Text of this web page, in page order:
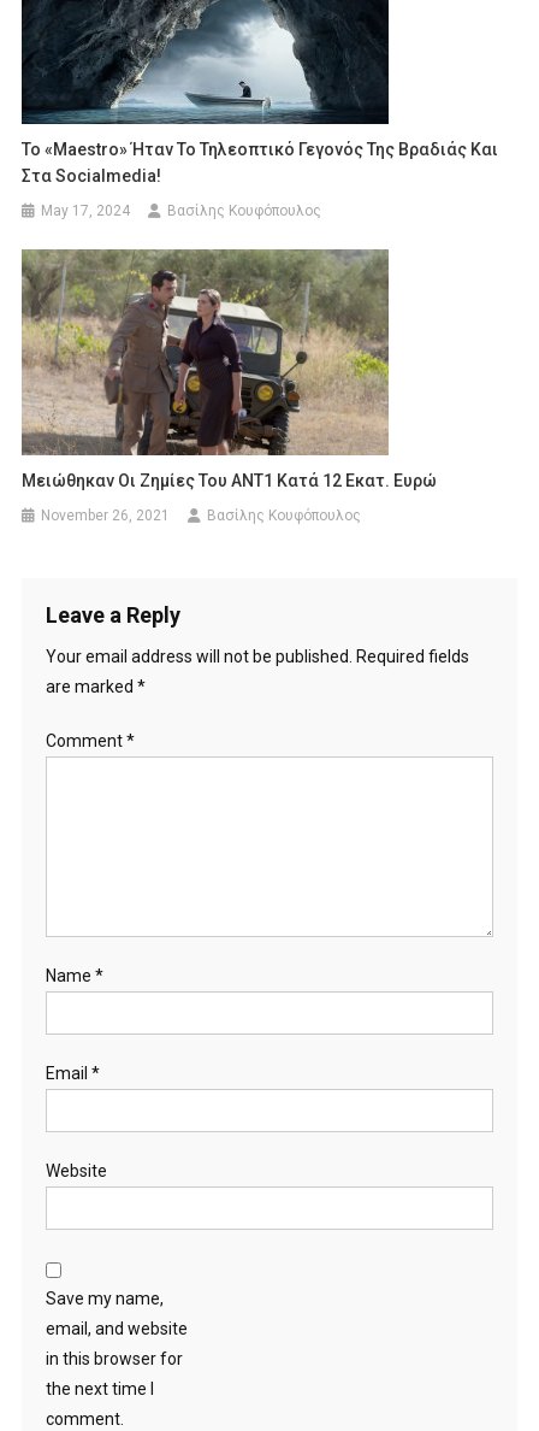
Το «Maestro» Ήταν Το Τηλεοπτικό Γεγονός Της Βραδιάς Και
Στα Socialmedia!
May 17, 2024 Βασίλης Κουφόπουλος
Μειώθηκαν Οι Ζημίες Του ΑΝΤ1 Κατά 12 Εκατ. Ευρώ
November 26, 2021 Βασίλης Κουφόπουλος
Leave a Reply
Your email address will not be published. Required fields
are marked *
Comment*
Name *
Email *
Website
Save my name,
email, and website
in this browser for
the next time I
comment.